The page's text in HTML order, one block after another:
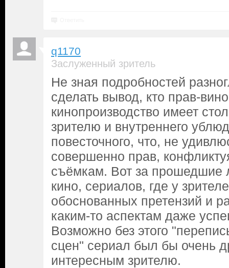
q1170
Заслуженный зритель
Не зная подробностей
сделать вывод, кто прав-
кинопроизводство имеет
зрителю и внутреннего
повесточного, что, не
совершенно прав,
съёмкам. Вот за прошедшие
кино, сериалов, где у
обоснованных претензий и
каким-то аспектам даже
Возможно без этого
сцен" сериал был бы очень
интересным зрителю.